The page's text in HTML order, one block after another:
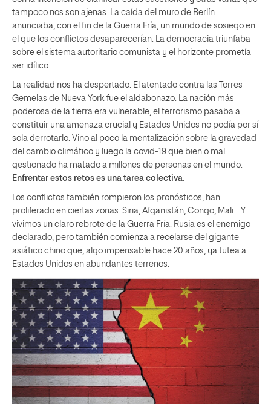
tampoco nos son ajenas. La caída del muro de Berlín
anunciaba, con el fin de la Guerra Fría, un mundo de sosiego en
el que los conflictos desaparecerían. La democracia triunfaba
sobre el sistema autoritario comunista y el horizonte prometía
ser idílico.
La realidad nos ha despertado. El atentado contra las Torres
Gemelas de Nueva York fue el aldabonazo. La nación más
poderosa de la tierra era vulnerable, el terrorismo pasaba a
constituir una amenaza crucial y Estados Unidos no podía por sí
sola derrotarlo. Vino al poco la mentalización sobre la gravedad
del cambio climático y luego la covid-19 que bien o mal
gestionado ha matado a millones de personas en el mundo.
Enfrentar estos retos es una tarea colectiva.
Los conflictos también rompieron los pronósticos, han
proliferado en ciertas zonas: Siria, Afganistán, Congo, Mali… Y
vivimos un claro rebrote de la Guerra Fría. Rusia es el enemigo
declarado, pero también comienza a recelarse del gigante
asiático chino que, algo impensable hace 20 años, ya tutea a
Estados Unidos en abundantes terrenos.